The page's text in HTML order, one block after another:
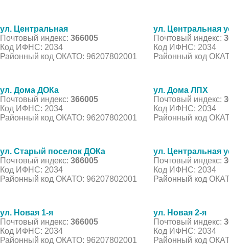
ул. Центральная
Почтовый индекс: 366005
Код ИФНС: 2034
Районный код ОКАТО: 96207802001
ул. Центральная
Почтовый индекс:
Код ИФНС: 2034
Районный код
ул. Дома ДОКа
Почтовый индекс: 366005
Код ИФНС: 2034
Районный код ОКАТО: 96207802001
ул. Дома ЛПХ
Почтовый индекс:
Код ИФНС: 2034
Районный код
ул. Старый поселок ДОКа
Почтовый индекс: 366005
Код ИФНС: 2034
Районный код ОКАТО: 96207802001
ул. Центральная
Почтовый индекс:
Код ИФНС: 2034
Районный код
ул. Новая 1-я
Почтовый индекс: 366005
Код ИФНС: 2034
Районный код ОКАТО: 96207802001
ул. Новая 2-я
Почтовый индекс:
Код ИФНС: 2034
Районный код